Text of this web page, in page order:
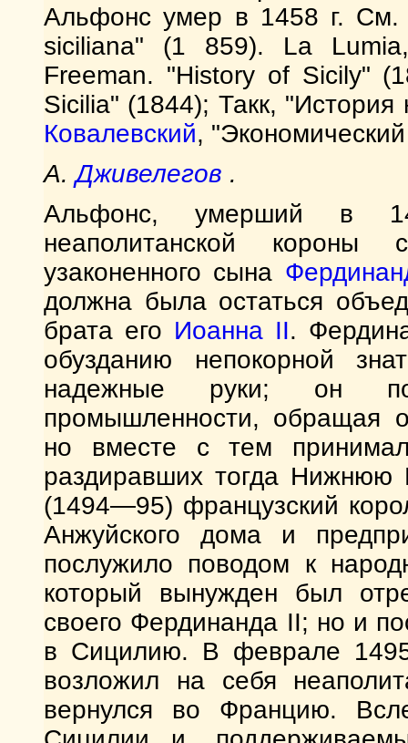
Альфонс умер в 1458 г. См.
siciliana" (1 859). La
Freeman. "History of Sicily"
Sicilia" (1844); Такк,
Ковалевский,
А.Дживелегов .
Альфонс, умерший в
неаполитанской короны
узаконенного сына
должна была остаться
брата его Иоанна II.
обузданию непокорной
надежные руки; он
промышленности, обращая
но вместе с тем
раздиравших тогда
(1494—95) французский
Анжуйского дома и
послужило поводом к
который вынужден был
своего Фердинанда II; но и
в Сицилию. В феврале
возложил на себя
вернулся во Францию.